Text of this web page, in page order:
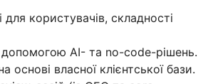
для користувачів, складності
допомогою AI- та no-code-рішень.
основі власної клієнтської бази.